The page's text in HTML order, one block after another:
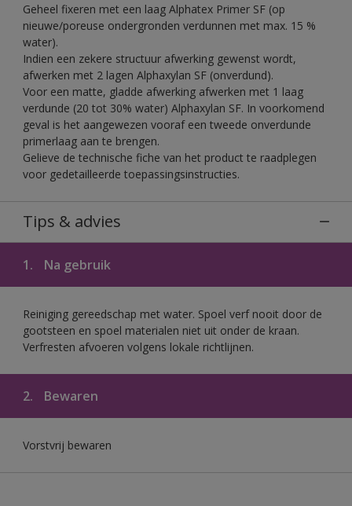
Geheel fixeren met een laag Alphatex Primer SF (op
nieuwe/poreuse ondergronden verdunnen met max. 15 %
water).
Indien een zekere structuur afwerking gewenst wordt,
afwerken met 2 lagen Alphaxylan SF (onverdund).
Voor een matte, gladde afwerking afwerken met 1 laag
verdunde (20 tot 30% water) Alphaxylan SF. In voorkomend
geval is het aangewezen vooraf een tweede onverdunde
primerlaag aan te brengen.
Gelieve de technische fiche van het product te raadplegen
voor gedetailleerde toepassingsinstructies.
Tips & advies
1. Na gebruik
Reiniging gereedschap met water. Spoel verf nooit door de
gootsteen en spoel materialen niet uit onder de kraan.
Verfresten afvoeren volgens lokale richtlijnen.
2. Bewaren
Vorstvrij bewaren